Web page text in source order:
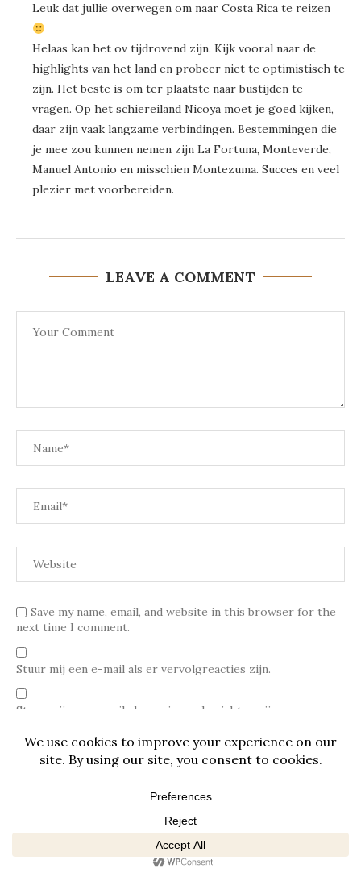
Leuk dat jullie overwegen om naar Costa Rica te reizen
Helaas kan het ov tijdrovend zijn. Kijk vooral naar de
highlights van het land en probeer niet te optimistisch te
zijn. Het beste is om ter plaatste naar bustijden te
vragen. Op het schiereiland Nicoya moet je goed kijken,
daar zijn vaak langzame verbindingen. Bestemmingen die
je mee zou kunnen nemen zijn La Fortuna, Monteverde,
Manuel Antonio en misschien Montezuma. Succes en veel
plezier met voorbereiden.
LEAVE A COMMENT
Save my name, email, and website in this browser for the
next time I comment.
Stuur mij een e-mail als er vervolgreacties zijn.
Stuur mij een e-mail als er nieuwe berichten zijn.
Deze site gebruikt Akismet om spam te verminderen.
hoe je reactie gegevens worden verwerkt